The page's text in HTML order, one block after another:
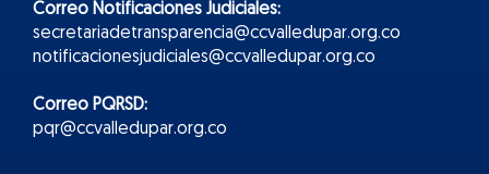
Correo Notificaciones Judiciales:
secretariadetransparencia@ccvalledupar.org.co
notificacionesjudiciales@ccvalledupar.org.co
Correo PQRSD:
pqr@ccvalledupar.org.co